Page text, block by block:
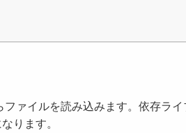
ァイルを読み込みます。依存ライ
ります。